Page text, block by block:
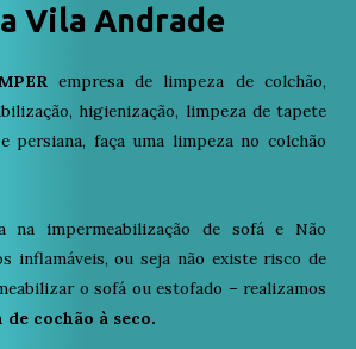
Vila Andrade
empresa de limpeza de colchão,
higienização, limpeza de tapete
persiana, faça uma limpeza no colchão
na impermeabilização de sofá e Não
inflamáveis, ou seja não existe risco de
o sofá ou estofado – realizamos
de cochão à seco.